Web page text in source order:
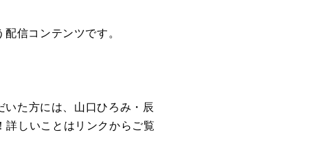
信コンテンツです。
た方には、山口ひろみ・辰
詳しいことはリンクからご覧